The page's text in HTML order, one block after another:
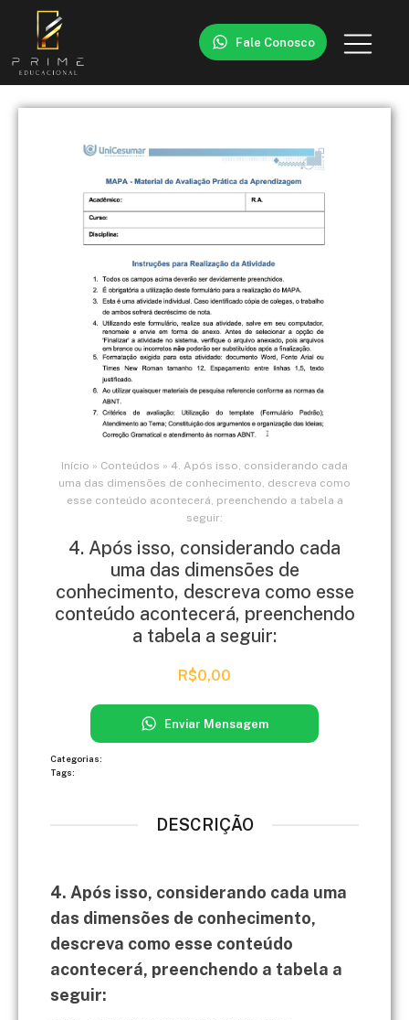
Fale Conosco
Início » Conteúdos » 4. Após isso, considerando cada
uma das dimensões de conhecimento, descreva como
esse conteúdo acontecerá, preenchendo a tabela a
seguir:
4. Após isso, considerando cada
uma das dimensões de
conhecimento, descreva como esse
conteúdo acontecerá, preenchendo
a tabela a seguir:
R$0,00
Enviar Mensagem
Categorias:
Tags:
DESCRIÇÃO
4. Após isso, considerando cada uma
das dimensões de conhecimento,
descreva como esse conteúdo
acontecerá, preenchendo a tabela a
seguir: